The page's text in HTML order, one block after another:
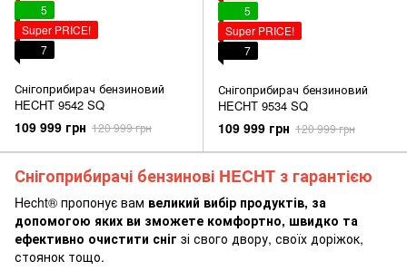
5
Super PRICE!
7
Снігоприбирач бензиновий
HECHT 9542 SQ
109 999 грн 120 999 грн
5
Super PRICE!
7
Снігоприбирач бензиновий
HECHT 9534 SQ
109 999 грн 120 999 грн
Снігоприбирачі бензинові HECHT з гарантією
Hecht® пропонує вам великий вибір продуктів, за
допомогою яких ви зможете комфортно, швидко та
ефективно очистити сніг зі свого двору, своїх доріжок,
стоянок тощо.